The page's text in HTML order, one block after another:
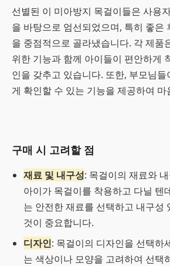
선별된 이 미아방지 목걸이들은 사용
을 바탕으로 엄선되었으며, 특히 좋은
을 중점적으로 골라냈습니다. 각 제품
위한 기능과 함께 아이들이 편안하게
인을 갖추고 있습니다. 또한, 부모님들
게 확인할 수 있는 기능을 제공하여
구매 시 고려할 점
재료 및 내구성: 목걸이의 재료와
아이가 목걸이를 착용하고 다닐 텐
는 안전한 재료를 선택하고 내구성
것이 중요합니다.
디자인: 목걸이의 디자인을 선택하
는 색상이나 모양을 고려하여 선택